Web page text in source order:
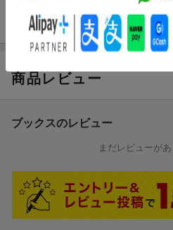
【収載曲】
[1] 星に願いを
「ピノキオ」より
編成: バイオリンI ,II/ピアノ
難易度: 中級
編成: バイオリンI ,II/ピアノ
難易度: 中級
編成: バイオリンI ,II/ピアノ
難易度: 中級
[4] チム・チム・チェリー
※本書は「バイオリンデュオ&ピア
ュエット レット・イット・ゴー〜
&伴奏譜付】」(GTW01100479)の
ドゥーダー」は収載しておりません。
■収載曲 [全17曲を収載]
[1] 星に願いを
編成: バイオリンI ,II/ピアノ
グレード: 中級
編成: バイオリンI ,II/ピアノ
グレード: 中級
商品レビュー
ブックスのレビュー
まだレビューがあ